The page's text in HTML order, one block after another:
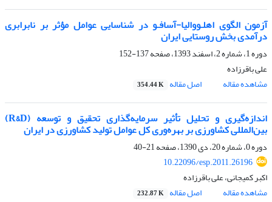
آزمون الگوی اهلـووالیا-آسافـو در شناسایی عوامل مؤثر بر نابرابری
درآمدی بخش روستایی ایران
دوره 1، شماره 2، اسفند 1393، صفحه
137-152
علی باقرزاده
مشاهده مقاله
اصل مقاله 354.44 K
اندازه‌گیری و تحلیل تأثیر سرمایه‌گذاری تحقیق و توسعه (R&D)
بین‌المللی کشاورزی بر بهره‌وری کل عوامل تولید کشاورزی در ایران
دوره 0، شماره 20، دی 1390، صفحه
21-40
10.22096/esp.2011.26196
اکبر کمیجانی، علی باقرزاده
مشاهده مقاله
اصل مقاله 232.87 K